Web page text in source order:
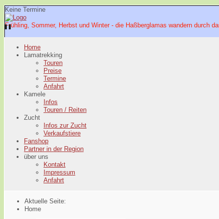
Keine Termine
Frühling, Sommer, Herbst und Winter - die Haßberglamas wandern durch
Home
Lamatrekking
Touren
Preise
Termine
Anfahrt
Kamele
Infos
Touren / Reiten
Zucht
Infos zur Zucht
Verkaufstiere
Fanshop
Partner in der Region
über uns
Kontakt
Impressum
Anfahrt
Aktuelle Seite:
Home